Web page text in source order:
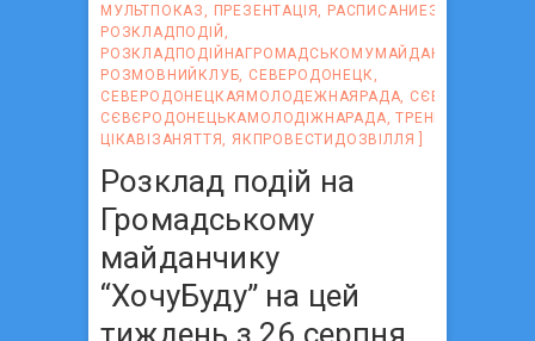
МУЛЬТПОКАЗ
ПРЕЗЕНТАЦІЯ РАСПИСАНИЕЗАНЯТИЙ
РОЗКЛАДПОДІЙ
РОЗМОВНИЙКЛУБ
СЕВЕРОДОНЕЦК
СЕВЕРОДОНЕЦКАЯМОЛОДЕЖНАЯРАДА
СЄВЄРОДОНЕЦЬКАМОЛОДІЖНАРАДА ,ТРЕНІНГ
ЦІКАВІЗАНЯТТЯ
ЯКПРОВЕСТИДОЗВІЛЛЯ
Розклад подій на
Громадському
майданчику
“ХочуБуду” на цей
тиждень з 26 серпня